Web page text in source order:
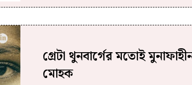
গ্রেটা থুনবার্গের মতোই
মোহক